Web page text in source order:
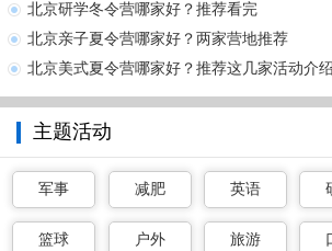
北京研学冬令营哪家好？推荐看完
北京亲子夏令营哪家好？两家营地推荐
北京美式夏令营哪家好？推荐这几家活动介绍
主题活动
军事 减肥 英语
篮球 户外 旅游